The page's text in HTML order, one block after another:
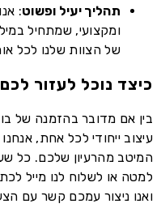
תהליך יעיל ופשוט:
ומקצועי, שמתחיל
של הצוות שלנו לכל
כיצד נוכל לעזור
בין אם מדובר בהזמנה של
עיצוב ייחודי לכל אחת,
המיטב מהרעיון שלכם. כל
למטה או לשלוח לנו מייל
ואנו ניצור עמכם קשר עם